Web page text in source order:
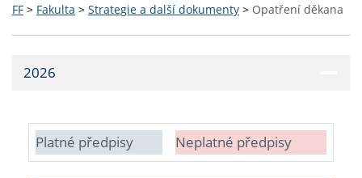
FF > Fakulta > Strategie a další dokumenty > Opatření děkana
2026
Platné předpisy Neplatné předpisy